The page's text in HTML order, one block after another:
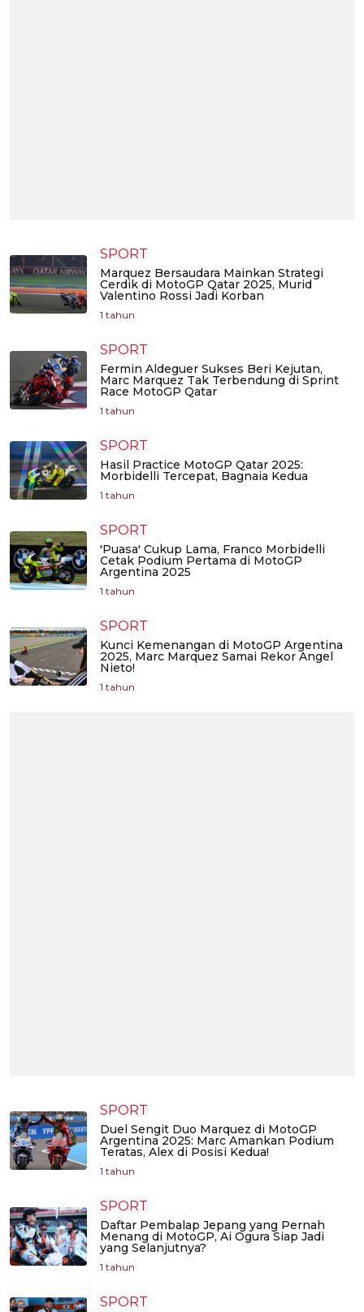
SPORT
Marquez Bersaudara Mainkan Strategi
Cerdik di MotoGP Qatar 2025, Murid
Valentino Rossi Jadi Korban
1 tahun
SPORT
Fermin Aldeguer Sukses Beri Kejutan,
Marc Marquez Tak Terbendung di Sprint
Race MotoGP Qatar
1 tahun
SPORT
Hasil Practice MotoGP Qatar 2025:
Morbidelli Tercepat, Bagnaia Kedua
1 tahun
SPORT
'Puasa' Cukup Lama, Franco Morbidelli
Cetak Podium Pertama di MotoGP
Argentina 2025
1 tahun
SPORT
Kunci Kemenangan di MotoGP Argentina
2025, Marc Marquez Samai Rekor Angel
Nieto!
1 tahun
SPORT
Duel Sengit Duo Marquez di MotoGP
Argentina 2025: Marc Amankan Podium
Teratas, Alex di Posisi Kedua!
1 tahun
SPORT
Daftar Pembalap Jepang yang Pernah
Menang di MotoGP, Ai Ogura Siap Jadi
yang Selanjutnya?
1 tahun
SPORT